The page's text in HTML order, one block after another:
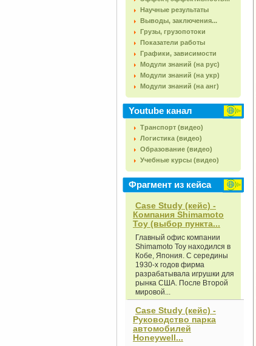
Научные результаты
Выводы, заключения...
Грузы, грузопотоки
Показатели работы
Графики, зависимости
Модули знаний (на рус)
Модули знаний (на укр)
Модули знаний (на анг)
Youtube канал
Транспорт (видео)
Логистика (видео)
Образование (видео)
Учебные курсы (видео)
Фрагмент из кейса
Case Study (кейс) -
Компания Shimamoto
Toy (выбор пункта...
Главный офис компании
Shimamoto Toy находился в
Кобе, Япония. С середины
1930-х годов фирма
разрабатывала игрушки для
рынка США. После Второй
мировой...
Case Study (кейс) -
Руководство парка
автомобилей
Honeywell...